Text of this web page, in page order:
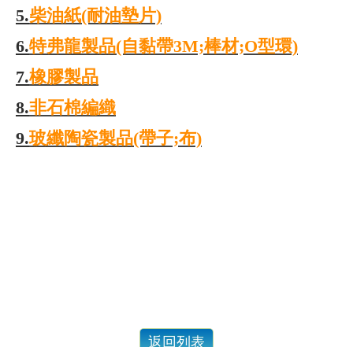
5.柴油紙(耐油墊片)
6.特弗龍製品(自黏帶3M;棒材;O型環)
7.橡膠製品
8.非石棉編織
9.玻纖陶瓷製品(帶子;布)